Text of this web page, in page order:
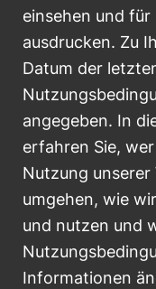
einsehen und
ausdrucken. Zu
Datum der
angegeben. In
erfahren Sie,
Nutzung unserer
umgehen, wie
und nutzen und
Informationen